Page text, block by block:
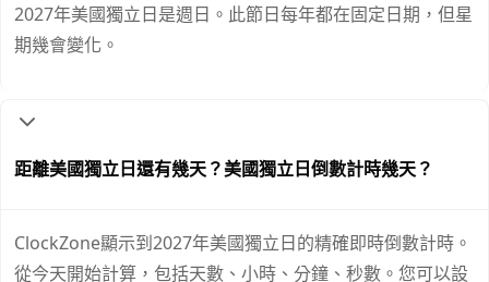
2027年美國獨立日是週日。此節日每年都在固定日期，但星
期幾會變化。
距離美國獨立日還有幾天？美國獨立日倒數計時幾天？
ClockZone顯示到2027年美國獨立日的精確即時倒數計時。
從今天開始計算，包括天數、小時、分鐘、秒數。您可以設